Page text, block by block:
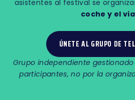
asistentes al festival se
coche y el
ÚNETE AL GRUPO DE
Grupo independiente
participantes, no por la